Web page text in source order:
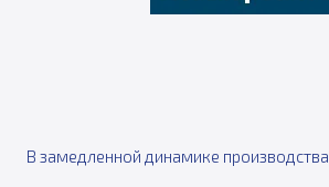
В замедленной динамике производства